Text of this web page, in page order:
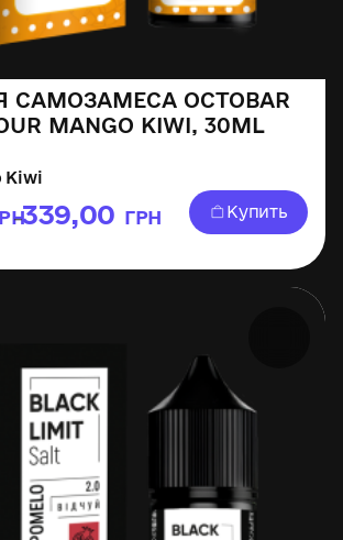
САМОЗАМЕСА OCTOBAR
MANGO KIWI, 30ML
Kiwi
–339,00 ГРН Купить